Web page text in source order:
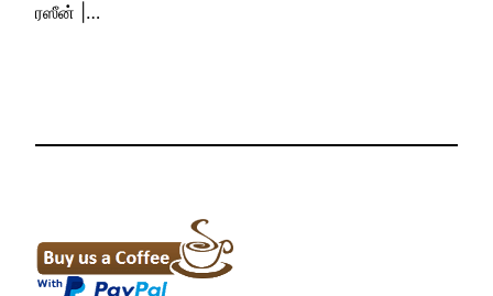
ரஸீன் |…